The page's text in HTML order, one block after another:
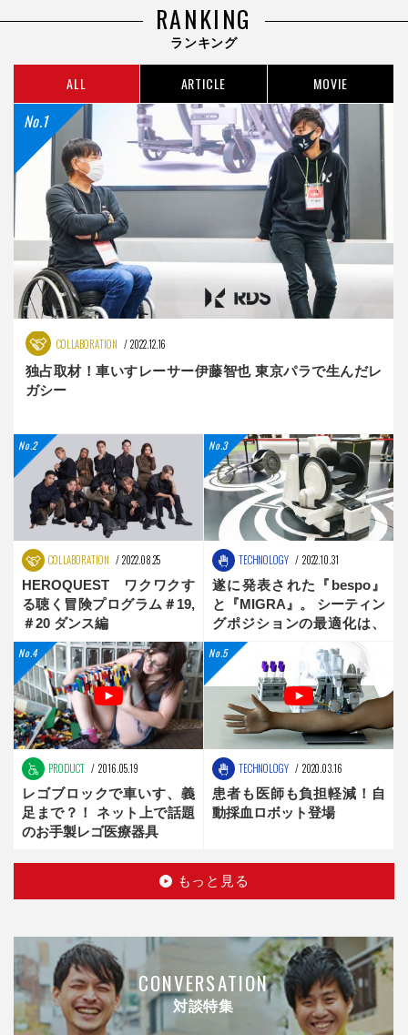
RANKING
ランキング
ALL ARTICLE MOVIE
COLLABORATION 2022.12.16
独占取材！車いすレーサー伊藤智也 東京パラで生んだレ
ガシー
COLLABORATION 2022.08.25
HEROQUEST ワクワクす
る聴く冒険プログラム＃19,
＃20 ダンス編
TECHNOLOGY 2022.10.31
遂に発表された『bespo』
と『MIGRA』。 シーティン
グポジションの最適化は、
新時代へ
PRODUCT 2016.05.19
レゴブロックで車いす、義
足まで？！ ネット上で話題
のお手製レゴ医療器具
TECHNOLOGY 2020.03.16
患者も医師も負担軽減！自
動採血ロボット登場
もっと見る
CONVERSATION
対談特集